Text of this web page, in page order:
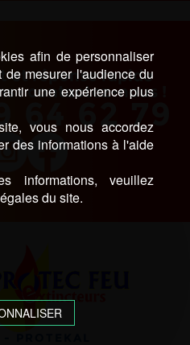
et réponse rapide
: contactez-nous !
64 62 79
afin de personnaliser
de mesurer l'audience du
une expérience plus
vous nous accordez
des informations à l'aide
informations, veuillez
du site.